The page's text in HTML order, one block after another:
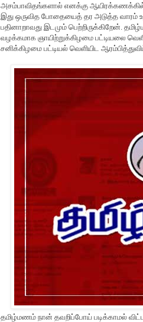
அசம்பாவிதங்களால் எனக்கு
இது ஒருவித போதையைத் தர அடுத்த வாரம்
பதினாறாவது இடமும் பெற்றிருக்கிறேன்.
வழக்கமாக ஞாயிற்றுக்கிழமை பட்டியலை
சனிக்கிழமை பட்டியல் வெளியிட
தமிழ்மணம் நான் தவறிப்போய் படிக்காமல்